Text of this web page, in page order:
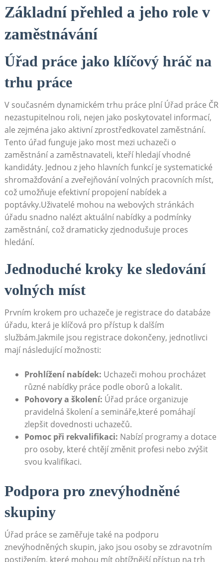
Základní přehled a jeho role v
zaměstnávání
Úřad práce jako klíčový hráč na
trhu práce
V současném dynamickém trhu práce plní Úřad práce ČR
nezastupitelnou roli, nejen jako poskytovatel informací,
ale zejména jako aktivní zprostředkovatel zaměstnání.
Tento úřad funguje jako most mezi uchazeči o
zaměstnání a zaměstnavateli, kteří hledají vhodné
kandidáty. Jednou z jeho hlavních funkcí je systematické
shromažďování a zveřejňování volných pracovních míst,
což umožňuje efektivní propojení nabídek a
poptávky.Uživatelé mohou na webových stránkách
úřadu snadno nalézt aktuální nabídky a podmínky
zaměstnání, což dramaticky zjednodušuje proces
hledání.
Jednoduché kroky ke sledování
volných míst
Prvním krokem pro uchazeče je registrace do databáze
úřadu, která je klíčová pro přístup k dalším
službám.Jakmile jsou registrace dokončeny, jednotlivci
mají následující možnosti:
Prohlížení nabídek: Uchazeči mohou procházet
různé nabídky práce podle oborů a lokalit.
Pohovory a školení: Úřad práce organizuje
pravidelná školení a semináře,které pomáhají
zlepšit dovednosti uchazečů.
Pomoc při rekvalifikaci: Nabízí programy a dotace
pro osoby, které chtějí změnit profesi nebo zvýšit
svou kvalifikaci.
Podpora pro znevýhodněné
skupiny
Úřad práce se zaměřuje také na podporu
znevýhodněných skupin, jako jsou osoby se zdravotním
postižením, které mohou mít obtížnější přístup na trh